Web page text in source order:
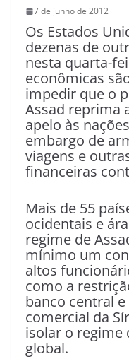
7 de junho de 2012
Os Estados
dezenas de
nesta quarta-
econômicas
impedir que o
Assad reprima
apelo às
embargo de
viagens e
financeiras
Mais de 55
ocidentais e
regime de
mínimo um
altos
como a
banco central
comercial da
isolar o regime
global.